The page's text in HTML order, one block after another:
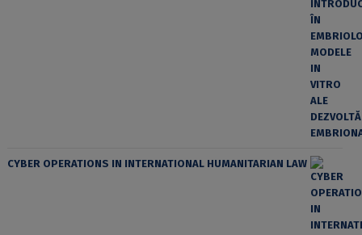
CYBER OPERATIONS IN INTERNATIONAL HUMANITARIAN LAW